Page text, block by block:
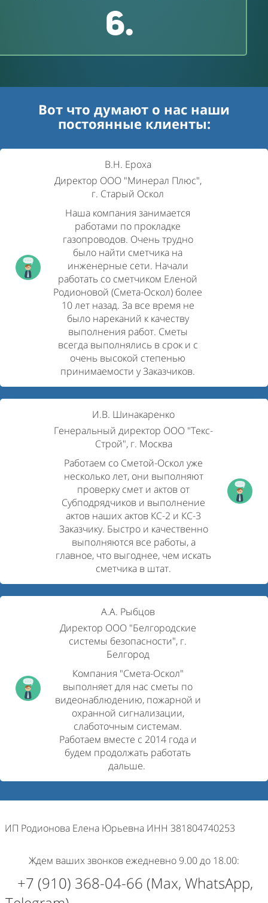
6.
Вот что думают о нас наши
постоянные клиенты:
В.Н. Ероха
Директор ООО "Минерал Плюс",
г. Старый Оскол
Наша компания занимается
работами по прокладке
газопроводов. Очень трудно
было найти сметчика на
инженерные сети. Начали
работать со сметчиком Еленой
Родионовой (Смета-Оскол) более
10 лет назад. За все время не
было нареканий к качеству
выполнения работ. Сметы
всегда выполнялись в срок и с
очень высокой степенью
принимаемости у Заказчиков.
И.В. Шинакаренко
Генеральный директор ООО "Текс-
Строй", г. Москва
Работаем со Сметой-Оскол уже
несколько лет, они выполняют
проверку смет и актов от
Субподрядчиков и выполнение
актов наших актов КС-2 и КС-3
Заказчику. Быстро и качественно
выполняются все работы, а
главное, что выгоднее, чем искать
сметчика в штат.
А.А. Рыбцов
Директор ООО "Белгородские
системы безопасности", г.
Белгород
Компания "Смета-Оскол"
выполняет для нас сметы по
видеонаблюдению, пожарной и
охранной сигнализации,
слаботочным системам.
Работаем вместе с 2014 года и
будем продолжать работать
дальше.
ИП Родионова Елена Юрьевна ИНН 381804740253
Ждем ваших звонков ежедневно 9.00 до 18.00:
+7 (910) 368-04-66 (Max, WhatsApp,